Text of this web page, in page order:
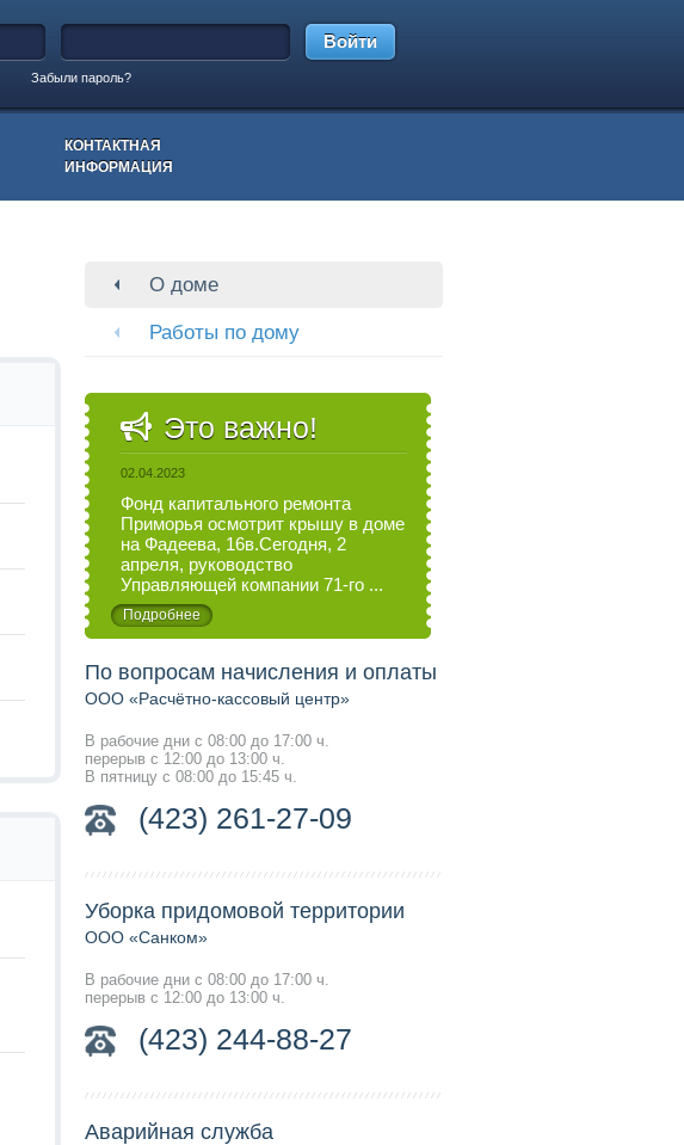
Войти
Забыли пароль?
КОНТАКТНАЯ
ИНФОРМАЦИЯ
О доме
Работы по дому
Это важно!
02.04.2023
Фонд капитального ремонта
Приморья осмотрит крышу в доме
на Фадеева, 16в.Сегодня, 2
апреля, руководство
Управляющей компании 71-го ...
Подробнее
По вопросам начисления и оплаты
ООО «Расчётно-кассовый центр»
В рабочие дни с 08:00 до 17:00 ч.
перерыв с 12:00 до 13:00 ч.
В пятницу с 08:00 до 15:45 ч.
(423) 261-27-09
Уборка придомовой территории
ООО «Санком»
В рабочие дни с 08:00 до 17:00 ч.
перерыв с 12:00 до 13:00 ч.
(423) 244-88-27
Аварийная служба